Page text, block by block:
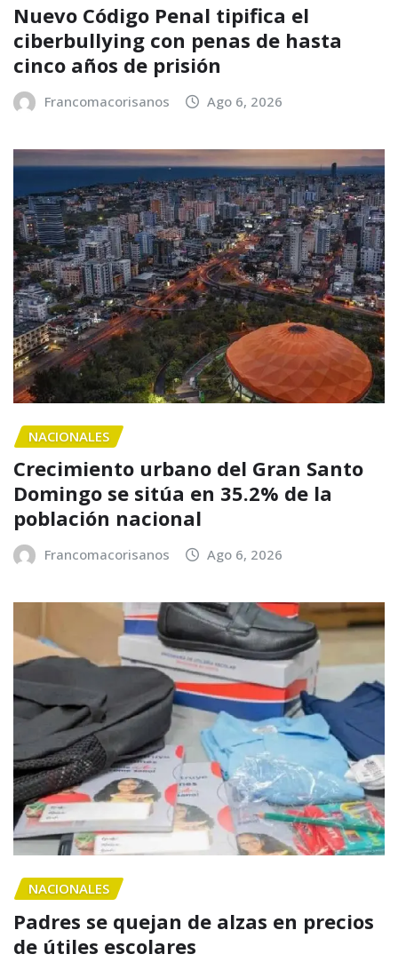
Nuevo Código Penal tipifica el
ciberbullying con penas de hasta
cinco años de prisión
Francomacorisanos Ago 6, 2026
NACIONALES
Crecimiento urbano del Gran Santo
Domingo se sitúa en 35.2% de la
población nacional
Francomacorisanos Ago 6, 2026
NACIONALES
Padres se quejan de alzas en precios
de útiles escolares